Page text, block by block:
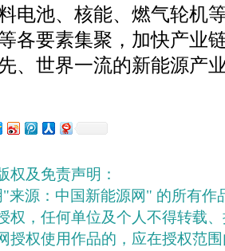
电池、核能、燃气轮机
各要素集聚，加快产业
、世界一流的新能源产
权及免责声明：
来源：中国新能源网" 的所有作
权，任何单位及个人不得转载
授权使用作品的，应在授权范